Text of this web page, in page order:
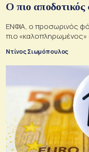
Ο πιο αποδοτικός
ΕΝΦΙA, ο προσωρινός
πιο
Ντίνος Σιωμόπουλος